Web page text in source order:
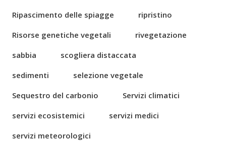
Ripascimento delle spiagge
ripristino
Risorse genetiche vegetali
rivegetazione
sabbia
scogliera distaccata
sedimenti
selezione vegetale
Sequestro del carbonio
Servizi climatici
servizi ecosistemici
servizi medici
servizi meteorologici